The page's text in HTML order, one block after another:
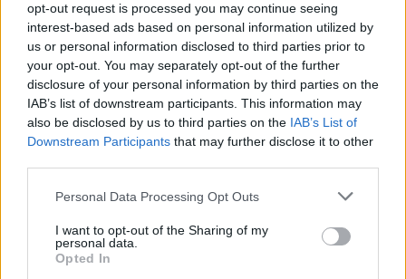
opt-out request is processed you may continue seeing
interest-based ads based on personal information utilized by
us or personal information disclosed to third parties prior to
your opt-out. You may separately opt-out of the further
disclosure of your personal information by third parties on the
IAB’s list of downstream participants. This information may
also be disclosed by us to third parties on the IAB’s List of
Downstream Participants that may further disclose it to other
Please note that this website/app uses one or more Google
not limited to your visit or usage behaviour. You may click to
grant or deny consent to Google and its third-party tags to
use your data for below specified purposes in below Google
Personal Data Processing Opt Outs
I want to opt-out of the Sharing of my
personal data.
Opted In